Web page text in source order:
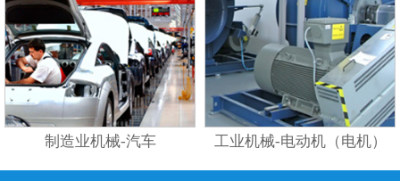
制造业机械-汽车 工业机械-电动机（电机）